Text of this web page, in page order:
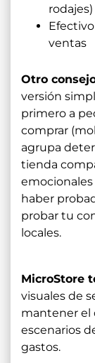
rodajes)
ventas
Otro
versión
primero a
comprar
agrupa
tienda
haber
probar tu
locales.
MicroStore
visuales de
mantener el
escenarios
gastos.